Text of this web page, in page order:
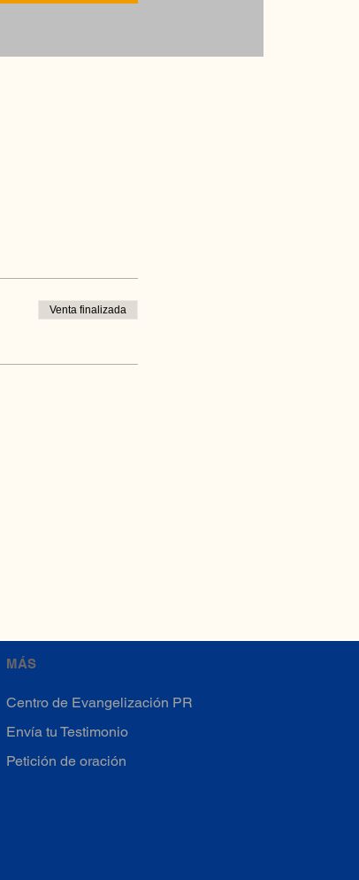
Venta finalizada
MÁS
Centro de Evangelización PR
Envía tu Testimonio
Petición de oración